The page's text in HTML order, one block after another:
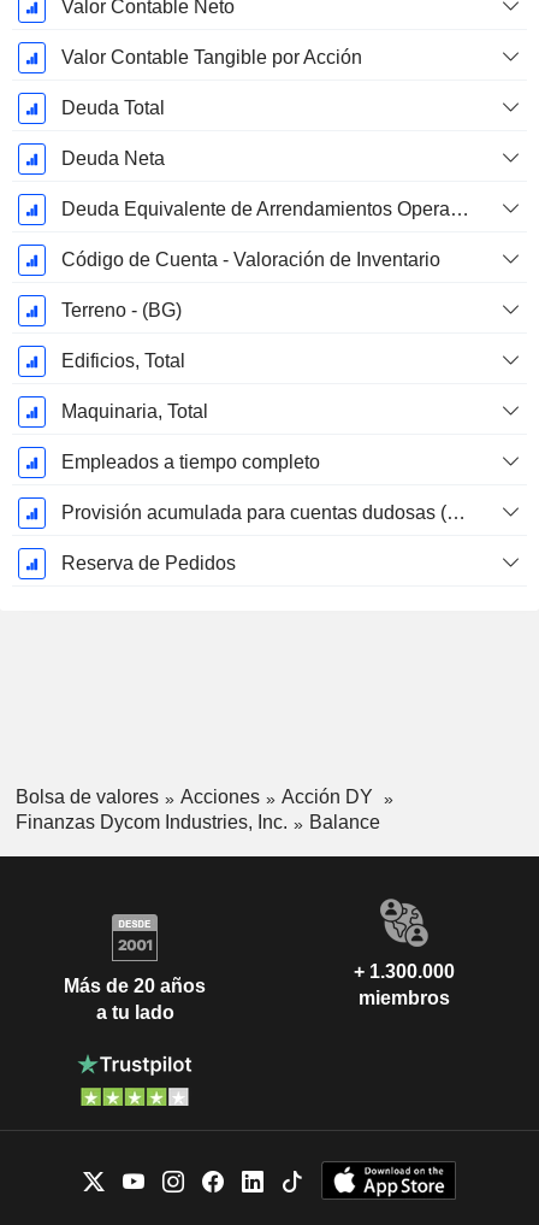
Valor Contable Neto
Valor Contable Tangible por Acción
Deuda Total
Deuda Neta
Deuda Equivalente de Arrendamientos Operativos
Código de Cuenta - Valoración de Inventario
Terreno - (BG)
Edificios, Total
Maquinaria, Total
Empleados a tiempo completo
Provisión acumulada para cuentas dudosas (Suplemento)
Reserva de Pedidos
Bolsa de valores Acciones
Acción DY
Finanzas Dycom Industries, Inc.
Balance
Más de 20 años
a tu lado
+ 1.300.000
miembros